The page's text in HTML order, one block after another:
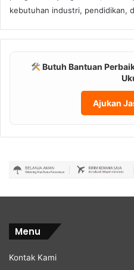
kebutuhan industri, pendidikan,
Butuh Bantuan
Ajukan
Menu
Kontak Kami